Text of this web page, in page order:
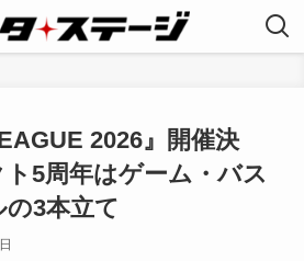
2026』開催決
5周年はゲーム・バス
3本立て